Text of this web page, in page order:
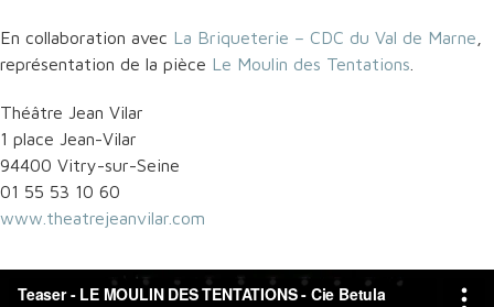
En collaboration avec La Briqueterie – CDC du Val de Marne
représentation de la pièce Le Moulin des Tentations
Théâtre Jean Vilar
1 place Jean-Vilar
94400 Vitry-sur-Seine
01 55 53 10 60
www.theatrejeanvilar.com